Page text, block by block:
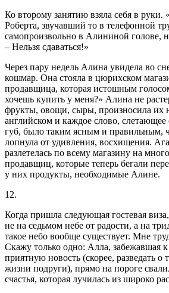
Ко второму занятию взяла себя в руки.
Роберта, звучавший то в телефонной
самопроизвольно в Алининой голове,
– Нельзя сдаваться!»
Через пару недель Алина увидела во
кошмар. Она стояла в цюрихском
продавщица, которая истошным
хочешь купить у меня?» Алина не
фрукты, овощи, сыры, произносила их
английском и каждое слово, слетающее
губ, было таким ясным и правильным,
лопнула от удивления, восхищения.
разлетелась по всему магазину на
продавщиц, которые теперь бегали
у них продукты, необходимые Алине.
12.
Когда пришла следующая гостевая
не на седьмом небе от радости, а на
такое небо вообще существует. Мне
Скажу только одно: Алла, забежавшая к
приятную новость (скорее, разведать о
жизни подруги), прямо на пороге
счастья, которая лучилась из широко